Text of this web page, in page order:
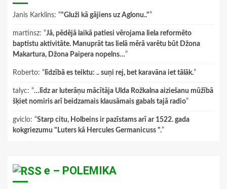
Janis Karklins: “"Gluži kā gājiens uz Aglonu.."”
martinsz: “Jā, pēdējā laikā patiesi vērojama liela reformēto
baptistu aktivitāte. Manuprāt tas lielā mērā varētu būt Džona
Makartura, Džona Paipera nopelns…”
Roberto: “ līdzībā es teiktu: .. suņi rej, bet karavāna iet tālāk.”
talyc: “…līdz ar luterāņu mācītāja Ulda Rožkalna aiziešanu mūžībā
šķiet nomiris arī beidzamais klausāmais gabals tajā radio”
gviclo: “Starp citu, Holbeins ir pazīstams arī ar 1522. gada
kokgriezumu "Luters kā Hercules Germanicuss ".”
e – POLEMIKA